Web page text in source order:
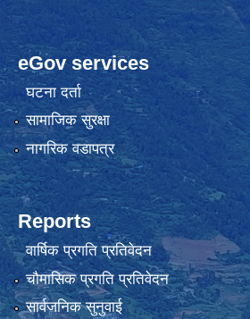
eGov services
घटना दर्ता
सामाजिक सुरक्षा
नागरिक वडापत्र
Reports
वार्षिक प्रगति प्रतिवेदन
चौमासिक प्रगति प्रतिवेदन
सार्वजनिक सुनुवाई